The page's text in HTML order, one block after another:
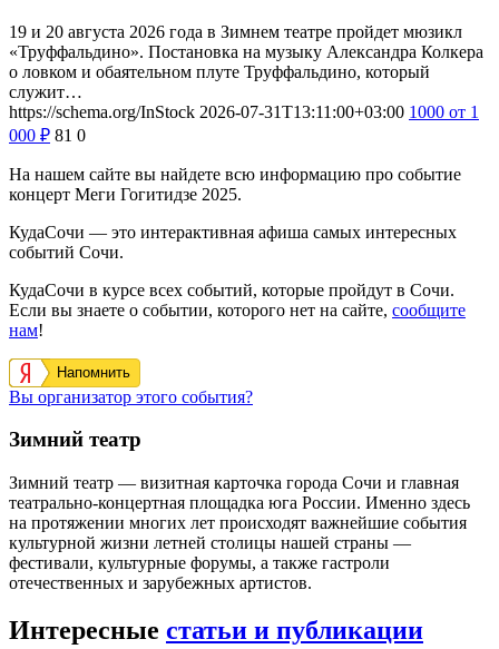
19 и 20 августа 2026 года в Зимнем театре пройдет мюзикл
«Труффальдино». Постановка на музыку Александра Колкера
о ловком и обаятельном плуте Труффальдино, который
служит…
https://schema.org/InStock 2026-07-31T13:11:00+03:00 1000 от 1
000 ₽ 81 0
На нашем сайте вы найдете всю информацию про событие
концерт Меги Гогитидзе 2025.
КудаСочи — это интерактивная афиша самых интересных
событий Сочи.
КудаСочи в курсе всех событий, которые пройдут в Сочи.
Если вы знаете о событии, которого нет на сайте, сообщите
нам!
Напомнить
Вы организатор этого события?
Зимний театр
Зимний театр — визитная карточка города Сочи и главная
театрально-концертная площадка юга России. Именно здесь
на протяжении многих лет происходят важнейшие события
культурной жизни летней столицы нашей страны —
фестивали, культурные форумы, а также гастроли
отечественных и зарубежных артистов.
Интересные статьи и публикации